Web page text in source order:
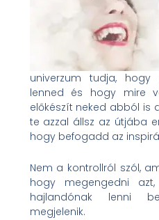
univerzum tudja,
lenned és hogy mire
előkészít neked abból is
te azzal állsz az útjába
hogy befogadd az
Nem a kontrollról szól,
hogy megengedni
hajlandónak lenni
megjelenik.